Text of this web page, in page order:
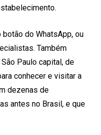
do WhatsApp, ou
Também
Paulo capital, de
conhecer e visitar a
dezenas de
antes no Brasil, e que